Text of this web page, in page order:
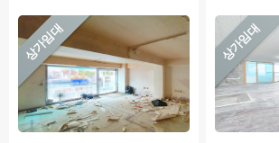
상가임대 상가임대